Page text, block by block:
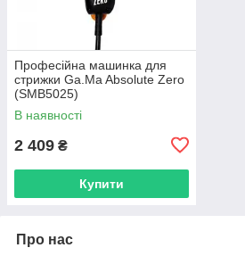
Професійна машинка для
стрижки Ga.Ma Absolute Zero
(SMB5025)
В наявності
2 409 ₴
Купити
Про нас